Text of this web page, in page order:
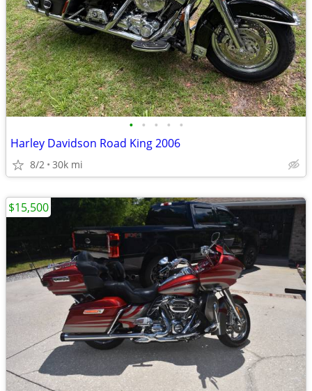
• • • • •
Harley Davidson Road King 2006
8/2 30k mi
$15,500